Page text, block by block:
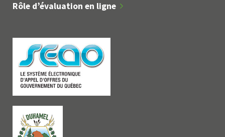
Rôle d’évaluation en ligne